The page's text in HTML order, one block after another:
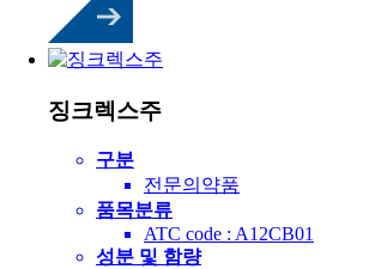
징크렉스주
구분
전문의약품
품목분류
ATC code : A12CB01
성분 및 함량